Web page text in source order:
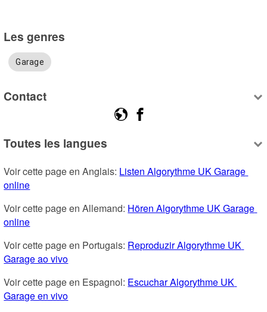
Les genres
Garage
Contact
Toutes les langues
Voir cette page en Anglais: Listen Algorythme UK Garage
online
Voir cette page en Allemand: Hören Algorythme UK Garage
online
Voir cette page en Portugais: Reproduzir Algorythme UK
Garage ao vivo
Voir cette page en Espagnol: Escuchar Algorythme UK
Garage en vivo